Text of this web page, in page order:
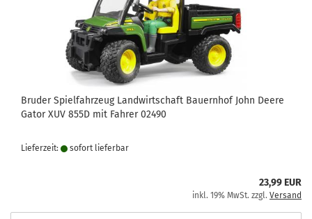
Bruder Spielfahrzeug Landwirtschaft Bauernhof John Deere
Gator XUV 855D mit Fahrer 02490
Lieferzeit: sofort lie­fer­bar
23,99 EUR
inkl. 19% MwSt. zzgl. Versand